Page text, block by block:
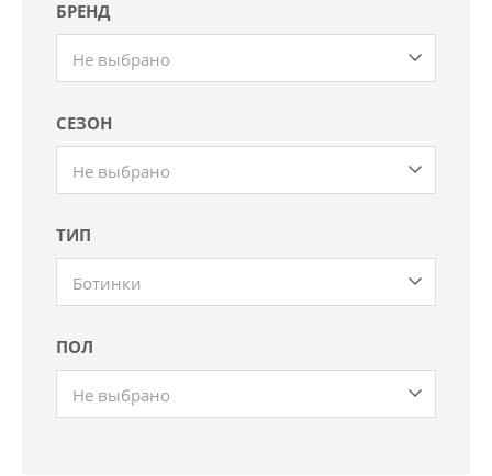
БРЕНД
Не выбрано
СЕЗОН
Не выбрано
ТИП
Ботинки
ПОЛ
Не выбрано